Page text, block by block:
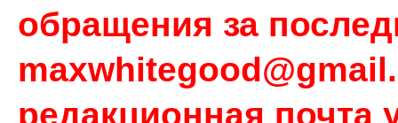
обращения за
редакционная почта